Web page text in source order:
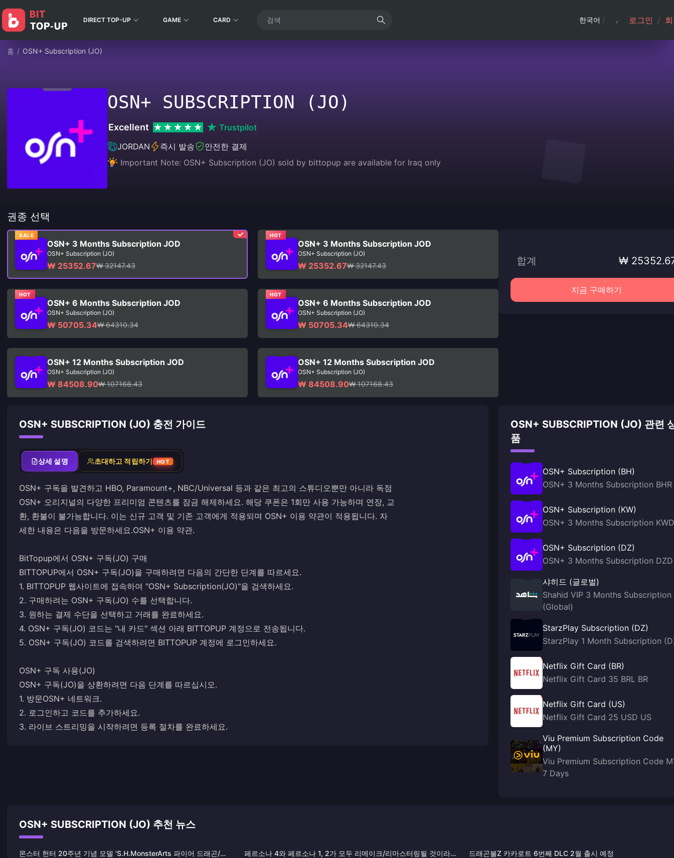
DIRECT TOP-UP GAME CARD 한국어 / 로그인 /
홈 / OSN+ Subscription (JO)
OSN+ SUBSCRIPTION (JO)
Excellent
Trustpilot
JORDAN
즉시 발송
안전한 결제
Important Note: OSN+ Subscription (JO) sold by bittopup are available for Iraq only
권종 선택
SALE
OSN+ 3 Months Subscription JOD
OSN+ Subscription (JO)
₩ 25352.67₩ 32147.43
HOT
OSN+ 3 Months Subscription JOD
OSN+ Subscription (JO)
₩ 25352.67₩ 32147.43
HOT
OSN+ 6 Months Subscription JOD
OSN+ Subscription (JO)
₩ 50705.34₩ 64310.34
HOT
OSN+ 6 Months Subscription JOD
OSN+ Subscription (JO)
₩ 50705.34₩ 64310.34
OSN+ 12 Months Subscription JOD
OSN+ Subscription (JO)
₩ 84508.90₩ 107168.43
OSN+ 12 Months Subscription JOD
OSN+ Subscription (JO)
₩ 84508.90₩ 107168.43
합계 ₩
지금 구매하기
OSN+ SUBSCRIPTION (JO) 충전 가이드
상세 설명 초대하고 적립하기 HOT
OSN+ 구독을 발견하고 HBO, Paramount+, NBC/Universal 등과 같은 최고의 스튜디오뿐만 아니라 독점
OSN+ 오리지널의 다양한 프리미엄 콘텐츠를 잠금 해제하세요. 해당 쿠폰은 1회만 사용 가능하며 연장, 교
환, 환불이 불가능합니다. 이는 신규 고객 및 기존 고객에게 적용되며 OSN+ 이용 약관이 적용됩니다. 자
세한 내용은 다음을 방문하세요.OSN+ 이용 약관.
BitTopup에서 OSN+ 구독(JO) 구매
BITTOPUP에서 OSN+ 구독(JO)을 구매하려면 다음의 간단한 단계를 따르세요.
1. BITTOPUP 웹사이트에 접속하여 "OSN+ Subscription(JO)"을 검색하세요.
2. 구매하려는 OSN+ 구독(JO) 수를 선택합니다.
3. 원하는 결제 수단을 선택하고 거래를 완료하세요.
4. OSN+ 구독(JO) 코드는 "내 카드" 섹션 아래 BITTOPUP 계정으로 전송됩니다.
5. OSN+ 구독(JO) 코드를 검색하려면 BITTOPUP 계정에 로그인하세요.
OSN+ 구독 사용(JO)
OSN+ 구독(JO)을 상환하려면 다음 단계를 따르십시오.
1. 방문OSN+ 네트워크.
2. 로그인하고 코드를 추가하세요.
3. 라이브 스트리밍을 시작하려면 등록 절차를 완료하세요.
OSN+ SUBSCRIPTION (JO) 관련
품
OSN+ Subscription (BH)
OSN+ 3 Months Subscription BHR
OSN+ Subscription (KW)
OSN+ 3 Months Subscription KWD
OSN+ Subscription (DZ)
OSN+ 3 Months Subscription DZD
샤히드 (글로벌)
Shahid VIP 3 Months Subscription
(Global)
StarzPlay Subscription (DZ)
StarzPlay 1 Month Subscription
Netflix Gift Card (BR)
Netflix Gift Card 35 BRL BR
Netflix Gift Card (US)
Netflix Gift Card 25 USD US
Viu Premium Subscription Code
(MY)
Viu Premium Subscription Code
7 Days
OSN+ SUBSCRIPTION (JO) 추천 뉴스
몬스터 헌터 20주년 기념 모델 'S.H.MonsterArts 파이어 드래곤/썬
페르소나 4와 페르소나 1, 2가 모두 리메이크/리마스터링될 것이라
드래곤볼Z 카카로트 6번째 DLC 2월 출시 예정